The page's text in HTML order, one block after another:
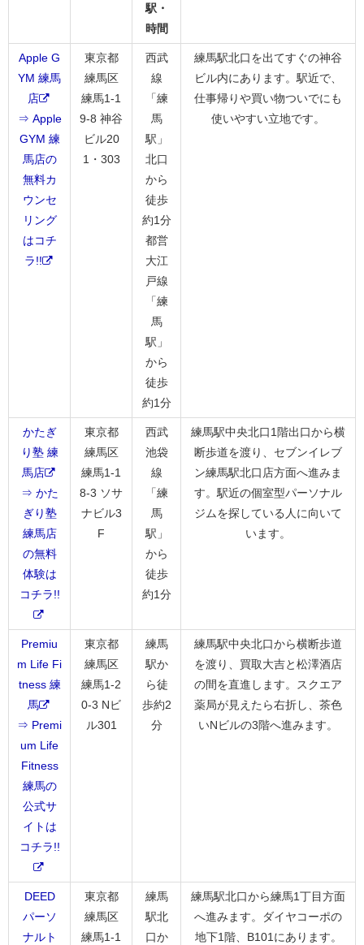
駅・
時間
Apple G
YM 練馬
店
⇒ Apple
GYM 練
馬店の
無料カ
ウンセ
リング
はコチ
ラ!!
東京都
練馬区
練馬1-1
9-8 神谷
ビル20
1・303
西武
線
「練
馬
駅」
北口
から
徒歩
約1分
都営
大江
戸線
「練
馬
駅」
から
徒歩
約1分
練馬駅北口を出てすぐの神谷
ビル内にあります。駅近で、
仕事帰りや買い物ついでにも
使いやすい立地です。
かたぎ
り塾 練
馬店
⇒ かた
ぎり塾
練馬店
の無料
体験は
コチラ!!
東京都
練馬区
練馬1-1
8-3 ソサ
ナビル3
F
西武
池袋
線
「練
馬
駅」
から
徒歩
約1分
練馬駅中央北口1階出口から横
断歩道を渡り、セブンイレブ
ン練馬駅北口店方面へ進みま
す。駅近の個室型パーソナル
ジムを探している人に向いて
います。
Premiu
m Life Fi
tness 練
馬
⇒ Premi
um Life
Fitness
練馬の
公式サ
イトは
コチラ!!
東京都
練馬区
練馬1-2
0-3 Nビ
ル301
練馬
駅か
ら徒
歩約2
分
練馬駅中央北口から横断歩道
を渡り、買取大吉と松澤酒店
の間を直進します。スクエア
薬局が見えたら右折し、茶色
いNビルの3階へ進みます。
DEED
パーソ
ナルト
東京都
練馬区
練馬1-1
練馬
駅北
口か
練馬駅北口から練馬1丁目方面
へ進みます。ダイヤコーポの
地下1階、B101にあります。